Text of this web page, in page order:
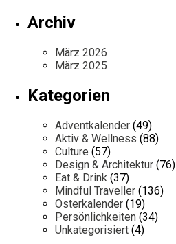
Archiv
März 2026
März 2025
Kategorien
Adventkalender (49)
Aktiv & Wellness (88)
Culture (57)
Design & Architektur (76)
Eat & Drink (37)
Mindful Traveller (136)
Osterkalender (19)
Persönlichkeiten (34)
Unkategorisiert (4)